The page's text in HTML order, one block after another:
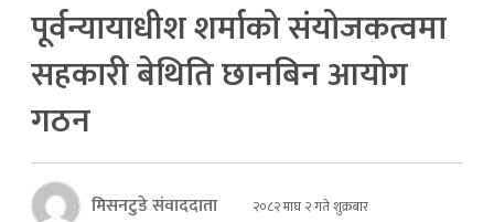
पूर्वन्यायाधीश शर्माको संयोजकत्वमा
सहकारी बेथिति छानबिन आयोग
गठन
मिसनटुडे संवाददाता २०८२ माघ २ गते शुक्रबार